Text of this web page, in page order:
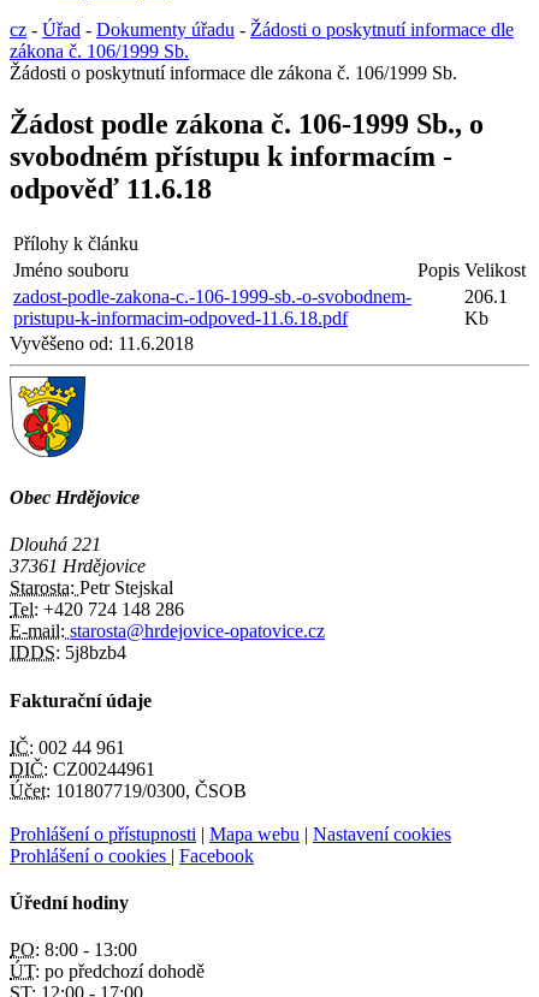
cz - Úřad - Dokumenty úřadu - Žádosti o poskytnutí informace dle
zákona č. 106/1999 Sb.
Žádosti o poskytnutí informace dle zákona č. 106/1999 Sb.
Žádost podle zákona č. 106-1999 Sb., o
svobodném přístupu k informacím -
odpověď 11.6.18
Přílohy k článku
Jméno souboru
Popis Velikost
zadost-podle-zakona-c.-106-1999-sb.-o-svobodnem-
pristupu-k-informacim-odpoved-11.6.18.pdf
206.1
Kb
Vyvěšeno od: 11.6.2018
Obec Hrdějovice
Dlouhá 221
37361 Hrdějovice
Starosta: Petr Stejskal
Tel: +420 724 148 286
E-mail: starosta@hrdejovice-opatovice.cz
IDDS: 5j8bzb4
Fakturační údaje
IČ: 002 44 961
DIČ: CZ00244961
Účet: 101807719/0300, ČSOB
Prohlášení o přístupnosti | Mapa webu | Nastavení cookies
Prohlášení o cookies | Facebook
Úřední hodiny
PO: 8:00 - 13:00
ÚT: po předchozí dohodě